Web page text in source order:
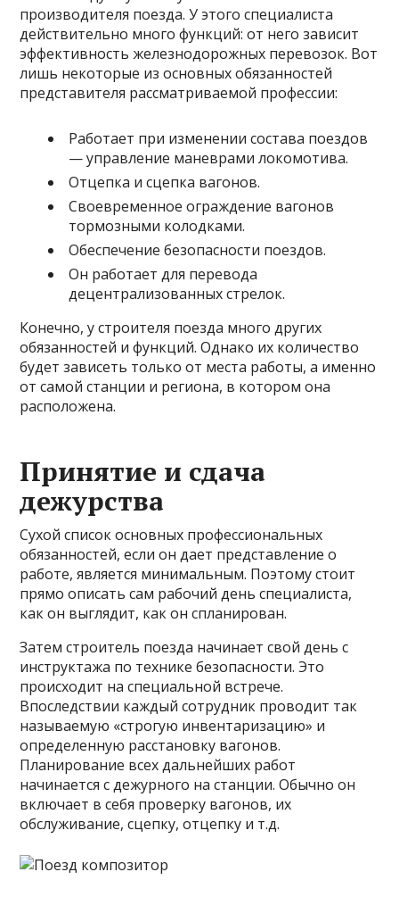
производителя поезда. У этого специалиста
действительно много функций: от него зависит
эффективность железнодорожных перевозок. Вот
лишь некоторые из основных обязанностей
представителя рассматриваемой профессии:
Работает при изменении состава поездов
— управление маневрами локомотива.
Отцепка и сцепка вагонов.
Своевременное ограждение вагонов
тормозными колодками.
Обеспечение безопасности поездов.
Он работает для перевода
децентрализованных стрелок.
Конечно, у строителя поезда много других
обязанностей и функций. Однако их количество
будет зависеть только от места работы, а именно
от самой станции и региона, в котором она
расположена.
Принятие и сдача
дежурства
Сухой список основных профессиональных
обязанностей, если он дает представление о
работе, является минимальным. Поэтому стоит
прямо описать сам рабочий день специалиста,
как он выглядит, как он спланирован.
Затем строитель поезда начинает свой день с
инструктажа по технике безопасности. Это
происходит на специальной встрече.
Впоследствии каждый сотрудник проводит так
называемую «строгую инвентаризацию» и
определенную расстановку вагонов.
Планирование всех дальнейших работ
начинается с дежурного на станции. Обычно он
включает в себя проверку вагонов, их
обслуживание, сцепку, отцепку и т.д.